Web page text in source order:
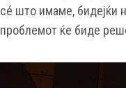
сé што имаме, бидејќи
проблемот ќе биде